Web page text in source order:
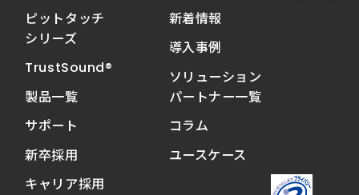
ピットタッチ
シリーズ
TrustSound®
製品一覧
サポート
新卒採用
キャリア採用
新着情報
導入事例
ソリューション
パートナー一覧
コラム
ユースケース